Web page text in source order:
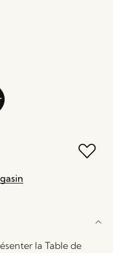
la Table de